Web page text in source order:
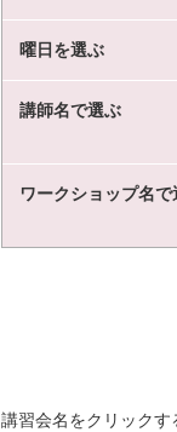
曜日を選ぶ
講師名で選ぶ
ワークショップ名で
講習会名をクリックす